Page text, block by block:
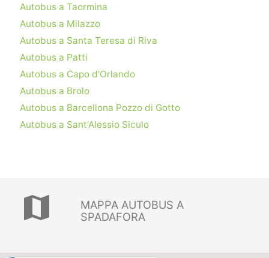
Autobus a Taormina
Autobus a Milazzo
Autobus a Santa Teresa di Riva
Autobus a Patti
Autobus a Capo d'Orlando
Autobus a Brolo
Autobus a Barcellona Pozzo di Gotto
Autobus a Sant'Alessio Siculo
map
MAPPA AUTOBUS A
SPADAFORA